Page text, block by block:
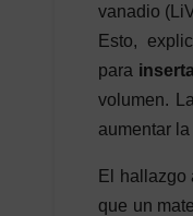
vanadio
Esto,
para
volumen.
aumentar
El hallazgo
que un